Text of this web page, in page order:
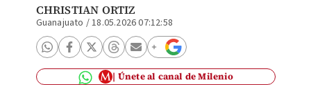
CHRISTIAN ORTIZ
Guanajuato /18.05.2026 07:12:58
Únete al canal de Milenio